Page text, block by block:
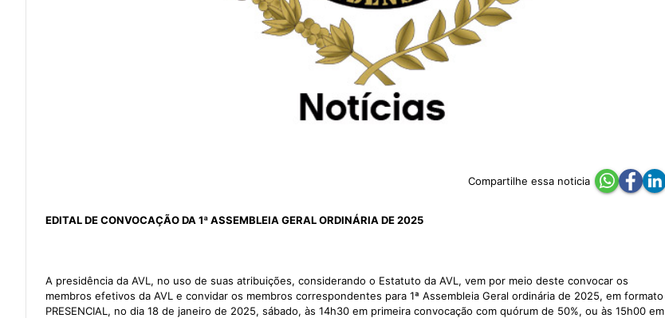
Compartilhe essa noticia
EDITAL DE CONVOCAÇÃO DA 1ª ASSEMBLEIA GERAL ORDINÁRIA DE 2025
A presidência da AVL, no uso de suas atribuições, considerando o Estatuto da AVL, vem por meio deste convocar os
membros efetivos da AVL e convidar os membros correspondentes para 1ª Assembleia Geral ordinária de 2025, em formato
PRESENCIAL, no dia 18 de janeiro de 2025, sábado, às 14h30 em primeira convocação com quórum de 50%, ou às 15h00 em